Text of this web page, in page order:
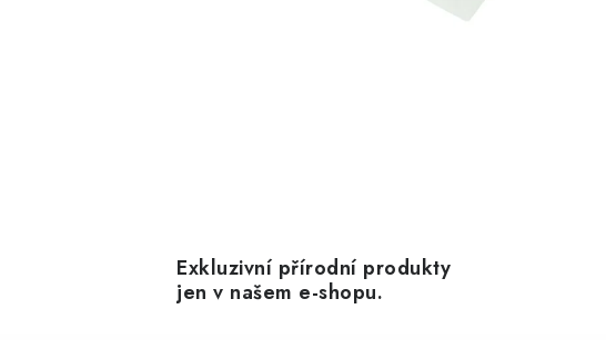
Exkluzivní přírodní produkty
jen v našem e-shopu.